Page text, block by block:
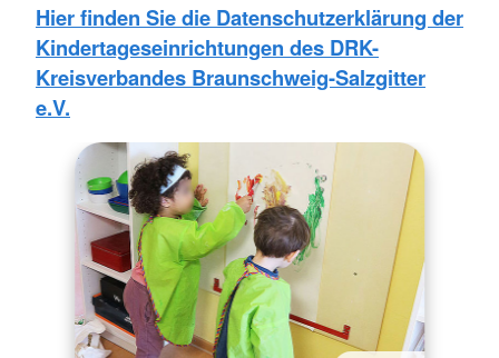
Hier finden Sie die Datenschutzerklärung der
Kindertageseinrichtungen des DRK-
Kreisverbandes Braunschweig-Salzgitter
e.V.